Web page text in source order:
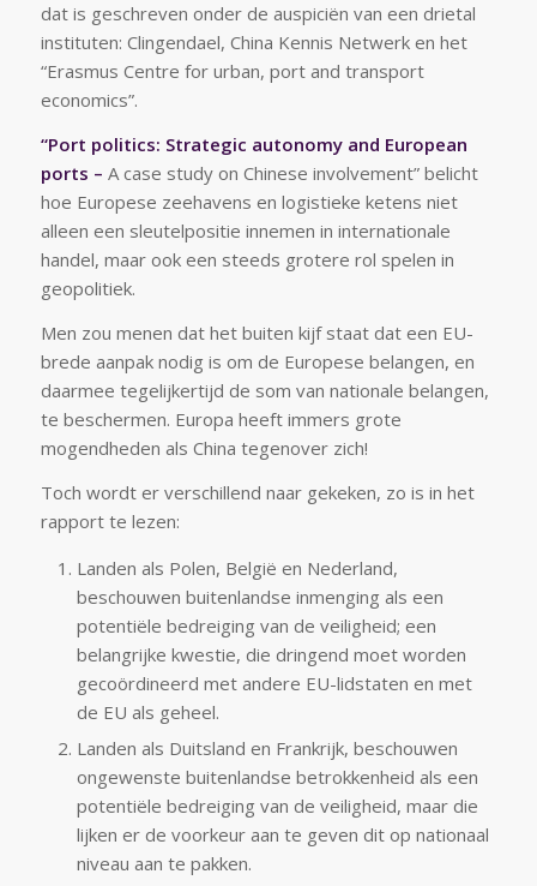
dat is geschreven onder de auspiciën van een drietal
instituten: Clingendael, China Kennis Netwerk en het
“Erasmus Centre for urban, port and transport
economics”.
“Port politics: Strategic autonomy and European
ports – A case study on Chinese involvement” belicht
hoe Europese zeehavens en logistieke ketens niet
alleen een sleutelpositie innemen in internationale
handel, maar ook een steeds grotere rol spelen in
geopolitiek.
Men zou menen dat het buiten kijf staat dat een EU-
brede aanpak nodig is om de Europese belangen, en
daarmee tegelijkertijd de som van nationale belangen,
te beschermen. Europa heeft immers grote
mogendheden als China tegenover zich!
Toch wordt er verschillend naar gekeken, zo is in het
rapport te lezen:
Landen als Polen, België en Nederland,
beschouwen buitenlandse inmenging als een
potentiële bedreiging van de veiligheid; een
belangrijke kwestie, die dringend moet worden
gecoördineerd met andere EU-lidstaten en met
de EU als geheel.
Landen als Duitsland en Frankrijk, beschouwen
ongewenste buitenlandse betrokkenheid als een
potentiële bedreiging van de veiligheid, maar die
lijken er de voorkeur aan te geven dit op nationaal
niveau aan te pakken.